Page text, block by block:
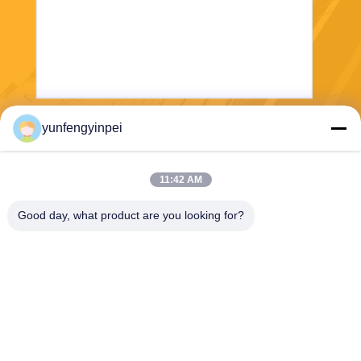
yunfengyinpei
11:42 AM
Good day, what product are you looking for?